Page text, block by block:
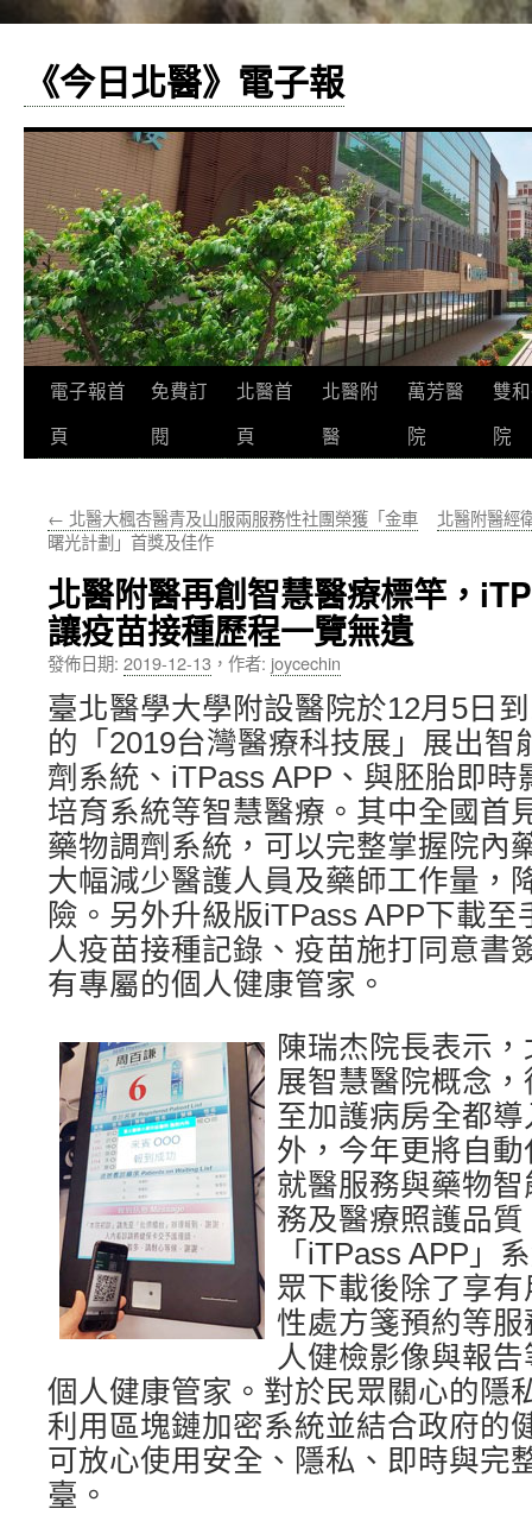
《今日北醫》電子報
跳
至
要
容
電子報首
頁
免費訂
閱
北醫首
頁
北醫附
醫
萬芳醫
院
雙
院
← 北醫大楓杏醫青及山服兩服務性社團榮獲「金車
曙光計劃」首獎及佳作
北醫附醫經
北醫附醫再創智慧醫療標竿，
讓疫苗接種歷程一覽無遺
發佈日期: 2019-12-13 ， 作者: joycechin
臺北醫學大學附設醫院於12月5日
的「2019台灣醫療科技展」展出智
劑系統、iTPass APP、與胚胎即時
培育系統等智慧醫療。其中全國首
藥物調劑系統，可以完整掌握院內
大幅減少醫護人員及藥師工作量，
險。另外升級版iTPass APP下載
人疫苗接種記錄、疫苗施打同意書
有專屬的個人健康管家。
陳瑞杰院長表示
展智慧醫院概念
至加護病房全都
外，今年更將自
就醫服務與藥物
務及醫療照護品
「iTPass APP」
眾下載後除了享
性處方箋預約等
人健檢影像與報
個人健康管家。對於民眾關心的隱
利用區塊鏈加密系統並結合政府的
可放心使用安全、隱私、即時與完
臺。